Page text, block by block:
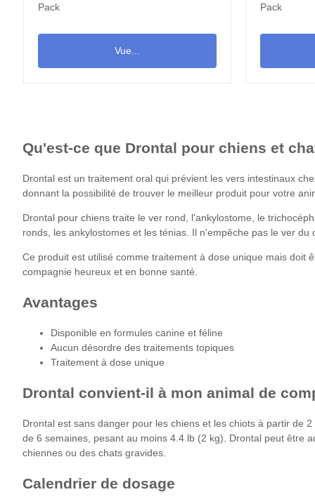
Qu'est-ce que Drontal pour chiens et
Drontal est un traitement oral qui prévient les vers intestinaux
donnant la possibilité de trouver le meilleur produit pour votre
Drontal pour chiens traite le ver rond, l'ankylostome, le
ronds, les ankylostomes et les ténias. Il n'empêche pas le ver
Ce produit est utilisé comme traitement à dose unique mais doit
compagnie heureux et en bonne santé.
Avantages
Disponible en formules canine et féline
Aucun désordre des traitements topiques
Traitement à dose unique
Drontal convient-il à mon animal de
Drontal est sans danger pour les chiens et les chiots à partir de
de 6 semaines, pesant au moins 4.4 lb (2 kg). Drontal peut être
chiennes ou des chats gravides.
Calendrier de dosage
Pack
Vue...
Pack